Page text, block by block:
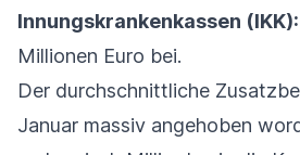
Innungskrankenkassen (IKK):
Millionen Euro bei.
Der durchschnittliche
Januar massiv angehoben